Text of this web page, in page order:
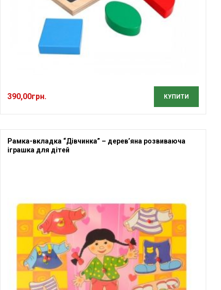
390,00грн. КУПИТИ
Рамка-вкладка “Дівчинка” – дерев’яна розвиваюча
іграшка для дітей